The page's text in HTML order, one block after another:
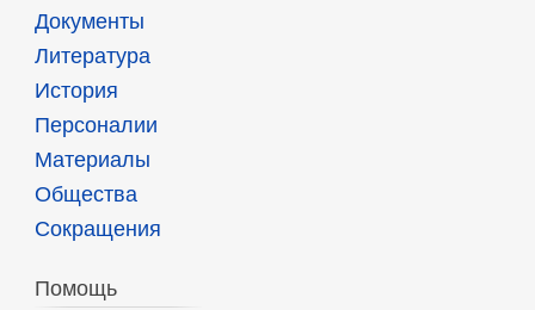
Документы
Литература
История
Персоналии
Материалы
Общества
Сокращения
Помощь